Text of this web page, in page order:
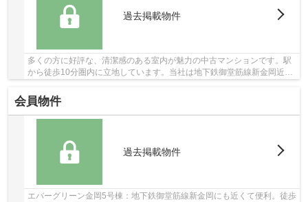
過去掲載物件
多くの方に好評な、清潔感のある室内が魅力の中古マンションです。駅
から徒歩10分圏内に立地しています。当社は地下鉄御堂筋線新金岡近郊
会員物件
過去掲載物件
エバーグリーン金岡5号棟：地下鉄御堂筋線新金岡にも近くて便利。徒歩